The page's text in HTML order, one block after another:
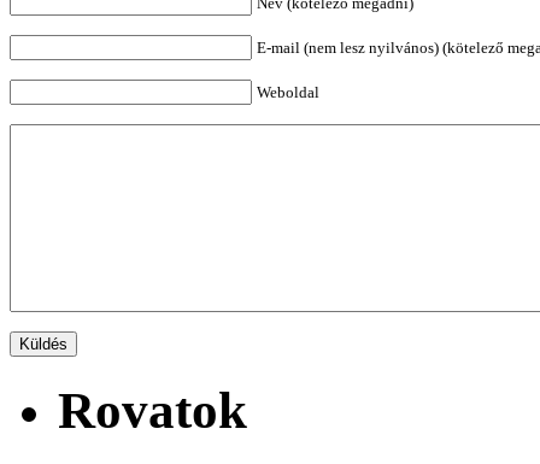
E-mail (nem lesz nyilvános) (kötelező
Weboldal
Rovatok